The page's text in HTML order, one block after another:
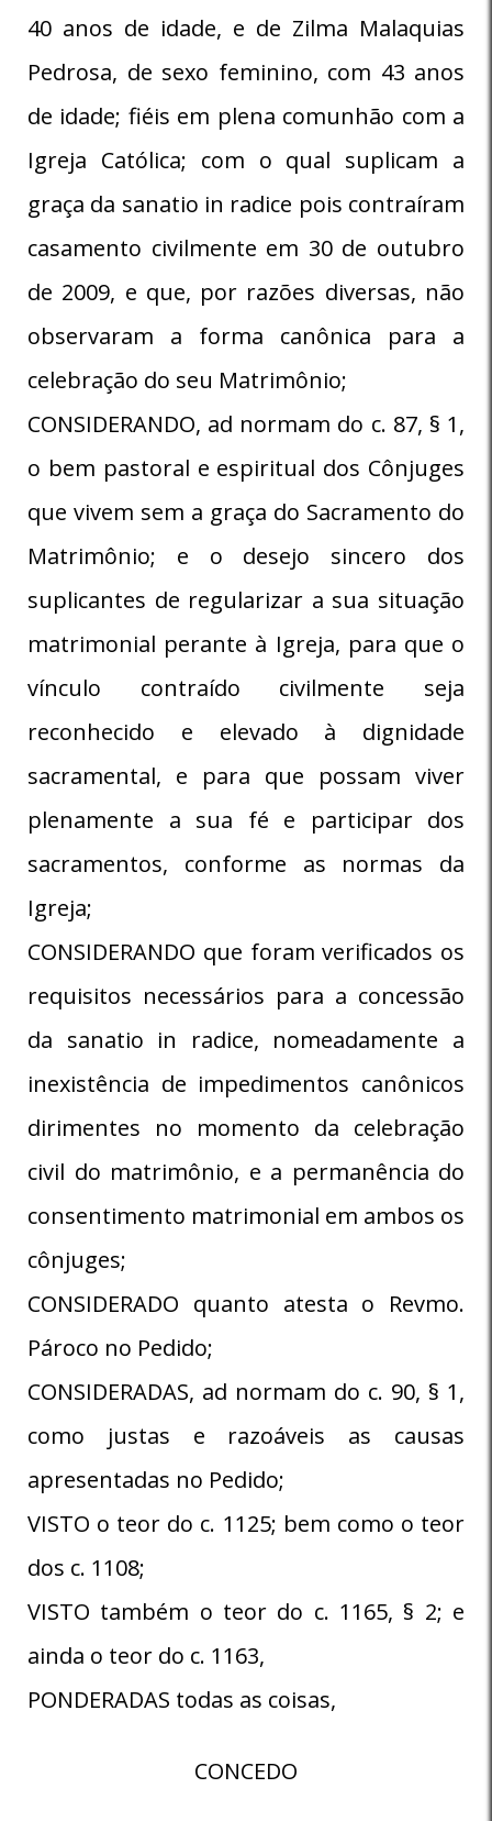
40 anos de idade, e de Zilma Malaquias
Pedrosa, de sexo feminino, com 43 anos
de idade; fiéis em plena comunhão com a
Igreja Católica; com o qual suplicam a
graça da sanatio in radice pois contraíram
casamento civilmente em 30 de outubro
de 2009, e que, por razões diversas, não
observaram a forma canônica para a
celebração do seu Matrimônio;
CONSIDERANDO, ad normam do c. 87, § 1,
o bem pastoral e espiritual dos Cônjuges
que vivem sem a graça do Sacramento do
Matrimônio; e o desejo sincero dos
suplicantes de regularizar a sua situação
matrimonial perante à Igreja, para que o
vínculo contraído civilmente seja
reconhecido e elevado à dignidade
sacramental, e para que possam viver
plenamente a sua fé e participar dos
sacramentos, conforme as normas da
Igreja;
CONSIDERANDO que foram verificados os
requisitos necessários para a concessão
da sanatio in radice, nomeadamente a
inexistência de impedimentos canônicos
dirimentes no momento da celebração
civil do matrimônio, e a permanência do
consentimento matrimonial em ambos os
cônjuges;
CONSIDERADO quanto atesta o Revmo.
Pároco no Pedido;
CONSIDERADAS, ad normam do c. 90, § 1,
como justas e razoáveis as causas
apresentadas no Pedido;
VISTO o teor do c. 1125; bem como o teor
dos c. 1108;
VISTO também o teor do c. 1165, § 2; e
ainda o teor do c. 1163,
PONDERADAS todas as coisas,
CONCEDO